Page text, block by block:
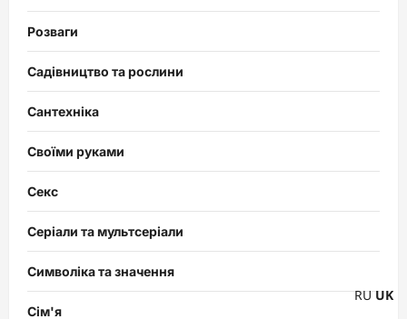
Розваги
Садівництво та рослини
Сантехніка
Своїми руками
Секс
Серіали та мультсеріали
Символіка та значення
Сім'я
RU UK